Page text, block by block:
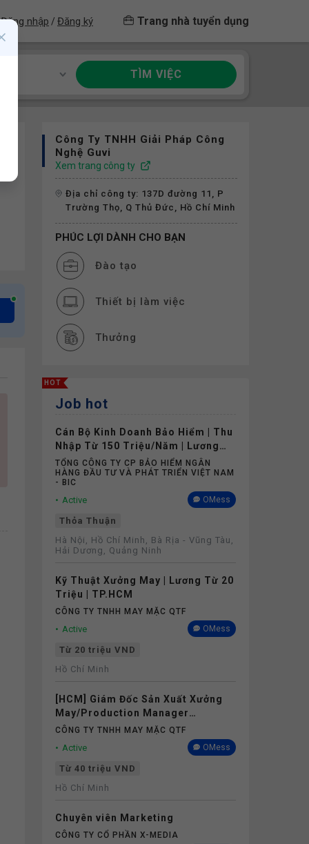
Đăng nhập / Đăng ký Trang nhà tuyển dụng
TÌM VIỆC
Công Ty TNHH Giải Pháp Công
Nghệ Guvi
Xem trang công ty
Địa chỉ công ty: 137D đường 11, P
Trường Thọ, Q Thủ Đức, Hồ Chí Minh
PHÚC LỢI DÀNH CHO BẠN
Đào tạo
Thiết bị làm việc
Thưởng
Nghỉ phép
Bảo hiểm
HOT
Job hot
Cán Bộ Kinh Doanh Bảo Hiểm | Thu
Nhập Từ 150 Triệu/Năm | Lương
Cứng Không Phụ Thuộc Doanh Số
TỔNG CÔNG TY CP BẢO HIỂM NGÂN
HÀNG ĐẦU TƯ VÀ PHÁT TRIỂN VIỆT NAM
- BIC
Active OMess
Thỏa Thuận
Hà Nội, Hồ Chí Minh, Bà Rịa - Vũng Tàu,
Hải Dương, Quảng Ninh
Kỹ Thuật Xưởng May | Lương Từ 20
Triệu | TP.HCM
CÔNG TY TNHH MAY MẶC QTF
Active OMess
Từ 20 triệu VND
Hồ Chí Minh
[HCM] Giám Đốc Sản Xuất Xưởng
May/Production Manager
(Garments) - Lương 40M+
CÔNG TY TNHH MAY MẶC QTF
Active OMess
Từ 40 triệu VND
Hồ Chí Minh
Chuyên viên Marketing
CÔNG TY CỔ PHẦN X-MEDIA